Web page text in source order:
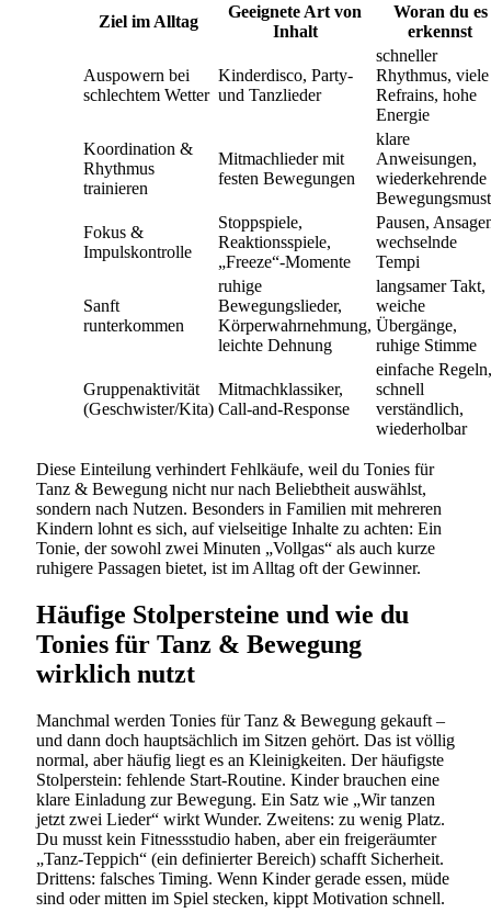
Ziel im Alltag
Geeignete Art von
Inhalt
Woran du es
erkennst
Auspowern bei
schlechtem Wetter
Kinderdisco, Party-
und Tanzlieder
schneller
Rhythmus, viele
Refrains, hohe
Energie
Koordination &
Rhythmus
trainieren
Mitmachlieder mit
festen Bewegungen
klare
Anweisungen,
wiederkehrende
Fokus &
Impulskontrolle
Stoppspiele,
Reaktionsspiele,
„Freeze“-Momente
Pausen,
wechselnde
Tempi
Sanft
runterkommen
ruhige
Bewegungslieder,
Körperwahrnehmung,
leichte Dehnung
langsamer Takt,
weiche
Übergänge,
ruhige Stimme
Gruppenaktivität
(Geschwister/Kita)
Mitmachklassiker,
Call-and-Response
einfache Regeln,
schnell
verständlich,
wiederholbar
Diese Einteilung verhindert Fehlkäufe, weil du Tonies für
Tanz & Bewegung nicht nur nach Beliebtheit auswählst,
sondern nach Nutzen. Besonders in Familien mit mehreren
Kindern lohnt es sich, auf vielseitige Inhalte zu achten: Ein
Tonie, der sowohl zwei Minuten „Vollgas“ als auch kurze
ruhigere Passagen bietet, ist im Alltag oft der Gewinner.
Häufige Stolpersteine und wie du
Tonies für Tanz & Bewegung
wirklich nutzt
Manchmal werden Tonies für Tanz & Bewegung gekauft –
und dann doch hauptsächlich im Sitzen gehört. Das ist völlig
normal, aber häufig liegt es an Kleinigkeiten. Der häufigste
Stolperstein: fehlende Start-Routine. Kinder brauchen eine
klare Einladung zur Bewegung. Ein Satz wie „Wir tanzen
jetzt zwei Lieder“ wirkt Wunder. Zweitens: zu wenig Platz.
Du musst kein Fitnessstudio haben, aber ein freigeräumter
„Tanz-Teppich“ (ein definierter Bereich) schafft Sicherheit.
Drittens: falsches Timing. Wenn Kinder gerade essen, müde
sind oder mitten im Spiel stecken, kippt Motivation schnell.